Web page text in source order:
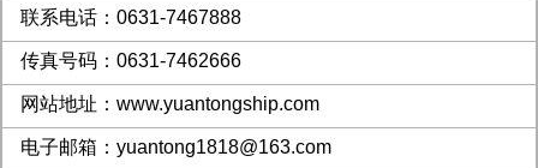
联系电话：0631-7467888
传真号码：0631-7462666
网站地址：www.yuantongship.com
电子邮箱：yuantong1818@163.com